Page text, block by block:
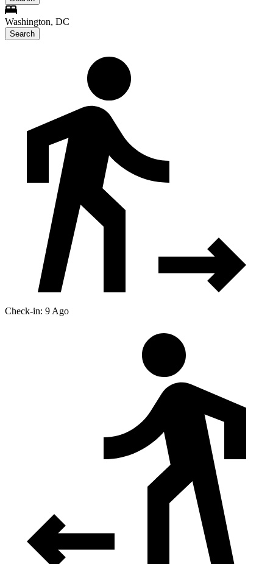
Washington, DC
Search
Check-in: 9 Ago